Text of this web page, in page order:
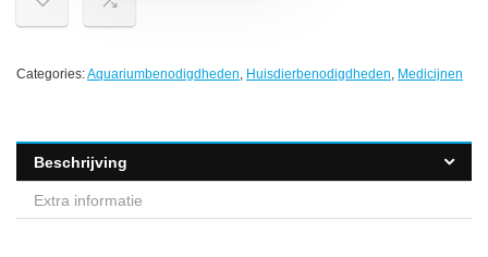
Categories:Aquariumbenodigdheden, Huisdierbenodigdheden, Medicijnen
Beschrijving
Extra informatie